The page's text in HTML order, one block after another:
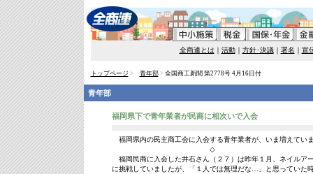
全商連とは ｜ 活動｜ 方針･決議｜ 署名 ｜ 宣
トップページ > 青年部 >全国商工新聞 第2778号 4月16日付
青年部
福岡県下で青年業者が民商に相次いで入会
福岡県内の民主商工会に入会する青年業者が、いま増えてい
◇
福岡民商に入会した井石さん（２７）は昨年１月、ネイルア
に挑戦していましたが、「１人では無理だな…」と思っていた